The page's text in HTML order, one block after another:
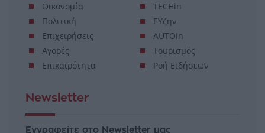
Οικονομία
Πολιτική
Επιχειρήσεις
Αγορές
Επικαιρότητα
TECHin
ΕΥζην
AUTOin
Τουρισμός
Ροή Ειδήσεων
Newsletter
Εγγραφείτε στο Newsletter μας